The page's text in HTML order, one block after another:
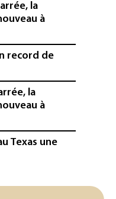
la
à
record de
la
à
Texas une
ses
de